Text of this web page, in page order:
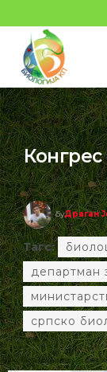
Конгрес
бyДраган
Тагс:
департман
српско